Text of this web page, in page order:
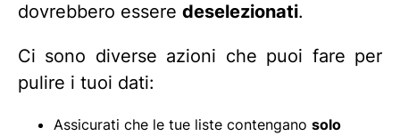
dovrebbero essere deselezionati.
Ci sono diverse azioni che puoi fare per
pulire i tuoi dati:
Assicurati che le tue liste contengano solo